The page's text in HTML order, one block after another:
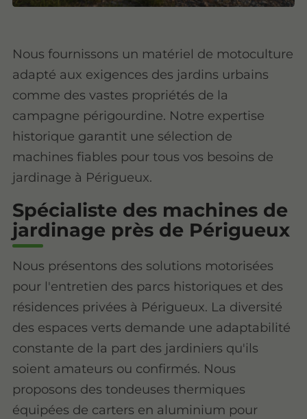
Nous fournissons un matériel de motoculture
adapté aux exigences des jardins urbains
comme des vastes propriétés de la
campagne périgourdine. Notre expertise
historique garantit une sélection de
machines fiables pour tous vos besoins de
jardinage à Périgueux.
Spécialiste des machines de
jardinage près de Périgueux
Nous présentons des solutions motorisées
pour l'entretien des parcs historiques et des
résidences privées à Périgueux. La diversité
des espaces verts demande une adaptabilité
constante de la part des jardiniers qu'ils
soient amateurs ou confirmés. Nous
proposons des tondeuses thermiques
équipées de carters en aluminium pour